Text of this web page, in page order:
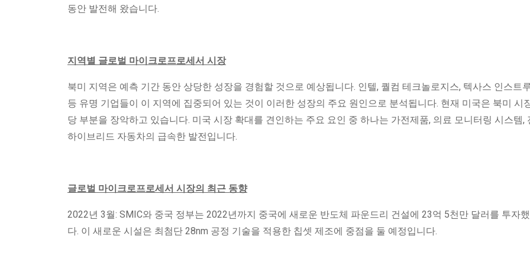
동안 발전해 왔습니다.
지역별 글로벌 마이크로프로세서 시장
북미 지역은 예측 기간 동안 상당한 성장을 경험할 것으로 예상됩니다. 인텔, 퀄컴 테크놀로지스, 텍사스 인스트
등 유명 기업들이 이 지역에 집중되어 있는 것이 이러한 성장의 주요 원인으로 분석됩니다. 현재 미국은 북미 시
당 부분을 장악하고 있습니다. 미국 시장 확대를 견인하는 주요 요인 중 하나는 가전제품, 의료 모니터링 시스템,
하이브리드 자동차의 급속한 발전입니다.
글로벌 마이크로프로세서 시장의 최근 동향
2022년 3월: SMIC와 중국 정부는 2022년까지 중국에 새로운 반도체 파운드리 건설에 ​​23억 5천만 달러를 투자
다. 이 새로운 시설은 최첨단 28nm 공정 기술을 적용한 칩셋 제조에 중점을 둘 예정입니다.